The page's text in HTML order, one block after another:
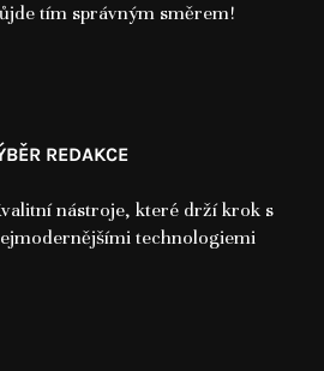
tím správným směrem!
REDAKCE
nástroje, které drží krok s
technologiemi